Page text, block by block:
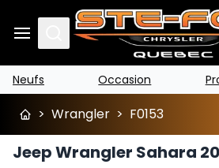
Search
Neufs Occasion
> Wrangler > F0153
Jeep Wrangler Sahara